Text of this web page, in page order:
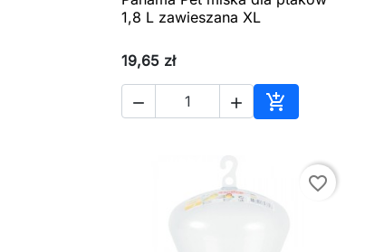
 Szybki podgląd
1,8 L zawieszana XL
19,65 zł
  
Dodaj do
favorite_border